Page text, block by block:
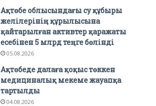
Ақтөбе облысындағы су құбыры
желілерінің құрылысына
қайтарылған активтер қаражаты
есебінен 5 млрд теңге бөлінді
05.08.2026
Ақтөбеде далаға қоқыс төккен
медициналық мекеме жауапқа
тартылды
04.08.2026